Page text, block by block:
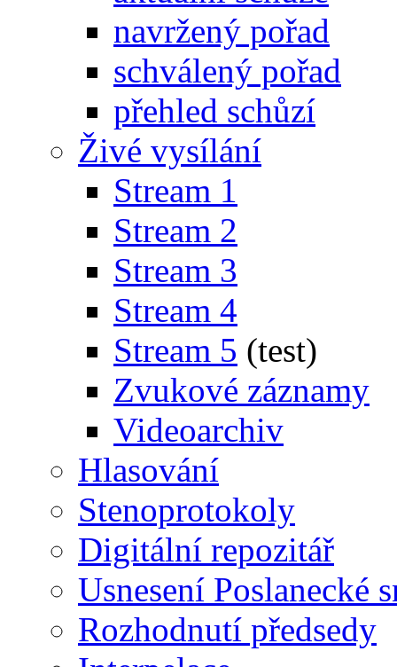
navržený pořad
schválený pořad
přehled schůzí
Živé vysílání
Stream 1
Stream 2
Stream 3
Stream 4
Stream 5 (test)
Zvukové záznamy
Videoarchiv
Hlasování
Stenoprotokoly
Digitální repozitář
Usnesení Poslanecké
Rozhodnutí předsedy